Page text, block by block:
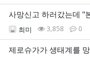
사망신고 하러갔는데 "
최미 3,858 0
제로슈가가 생태계를